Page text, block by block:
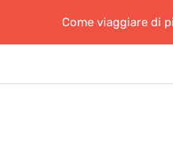
Come viaggiare di